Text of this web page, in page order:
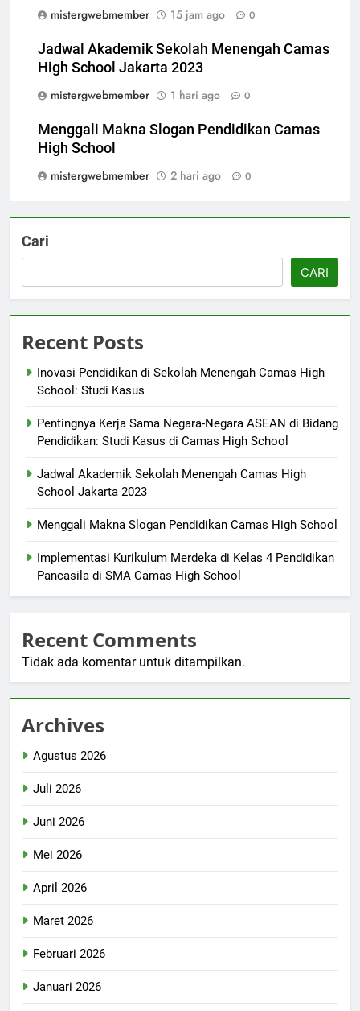
mistergwebmember 15 jam ago 0
Jadwal Akademik Sekolah Menengah Camas
High School Jakarta 2023
mistergwebmember
1 hari ago 0
Menggali Makna Slogan Pendidikan Camas
High School
mistergwebmember
2 hari ago 0
Cari
CARI
Recent Posts
Inovasi Pendidikan di Sekolah Menengah Camas High
School: Studi Kasus
Pentingnya Kerja Sama Negara-Negara ASEAN di Bidang
Pendidikan: Studi Kasus di Camas High School
Jadwal Akademik Sekolah Menengah Camas High
School Jakarta 2023
Menggali Makna Slogan Pendidikan Camas High School
Implementasi Kurikulum Merdeka di Kelas 4 Pendidikan
Pancasila di SMA Camas High School
Recent Comments
Tidak ada komentar untuk ditampilkan.
Archives
Agustus 2026
Juli 2026
Juni 2026
Mei 2026
April 2026
Maret 2026
Februari 2026
Januari 2026